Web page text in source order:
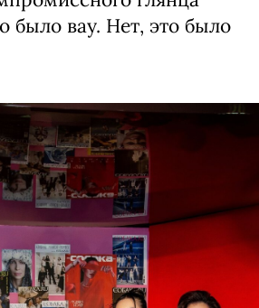
повода,
и
премию «Город
собственное
Вечеринка прошла под
глянца
было вау. Нет, это было